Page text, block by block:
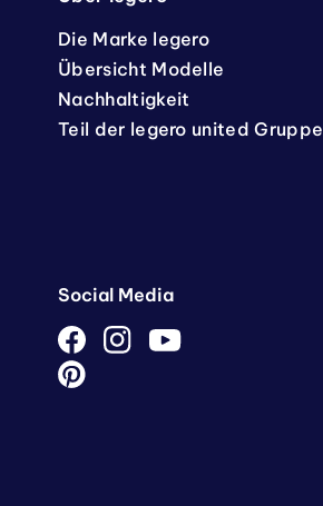
Die Marke legero
Übersicht Modelle
Nachhaltigkeit
Teil der legero united Gruppe
Social Media